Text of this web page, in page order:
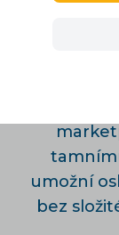
umožní
bez